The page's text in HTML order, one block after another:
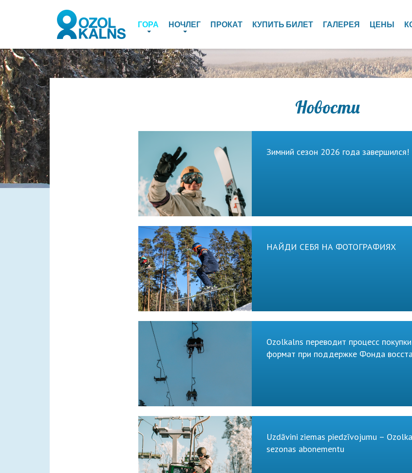
ГОРА НОЧЛЕГ ПРОКАТ КУПИТЬ БИЛЕТ ГАЛЕРЕЯ ЦЕНЫ
Новости
Зимний сезон 2026 года завершился!
НАЙДИ СЕБЯ НА ФОТОГРАФИЯХ
Ozolkalns переводит процесс
формат при поддержке Фонда
Uzdāvini ziemas piedzīvojumu –
sezonas abonementu